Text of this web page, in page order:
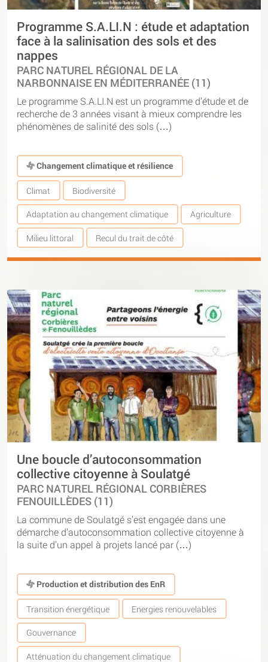
Programme S.A.LI.N : étude et adaptation
face à la salinisation des sols et des
nappes
PARC NATUREL RÉGIONAL DE LA
NARBONNAISE EN MÉDITERRANÉE (11)
Le programme S.A.LI.N est un programme d’étude et de
recherche de 3 années visant à mieux comprendre les
phénomènes de salinité des sols (…)
Changement climatique et résilience
Climat Biodiversité
Adaptation au changement climatique Agriculture
Milieu littoral Recul du trait de côté
Une boucle d’autoconsommation
collective citoyenne à Soulatgé
PARC NATUREL RÉGIONAL CORBIÈRES
FENOUILLÈDES (11)
La commune de Soulatgé s’est engagée dans une
démarche d’autoconsommation collective citoyenne à
la suite d’un appel à projets lancé par (…)
Production et distribution des EnR
Transition énergétique Energies renouvelables
Gouvernance
Atténuation du changement climatique